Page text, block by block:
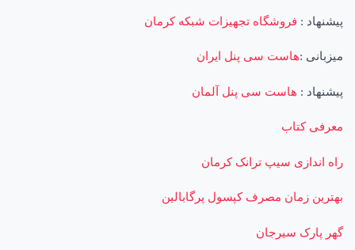
پیشنهاد : فروشگاه تجهیزات شبکه کرمان
میزبانی :هاست سی پنل ایران
پیشنهاد : هاست سی پنل آلمان
معرفی کتاب
راه اندازی سیپ ترانک کرمان
بهترین زمان مصرف کپسول پرگابالین
گهر پارک سیرجان